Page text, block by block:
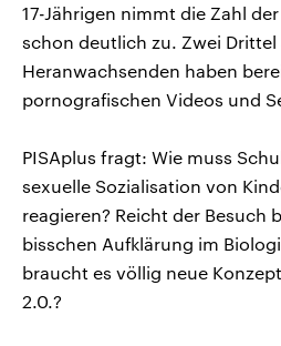
17-Jährigen nimmt die Zahl
schon deutlich zu. Zwei Drittel
Heranwachsenden haben
pornografischen Videos und
PISAplus fragt: Wie muss
sexuelle Sozialisation von
reagieren? Reicht der Besuch
bisschen Aufklärung im
braucht es völlig neue
2.0.?